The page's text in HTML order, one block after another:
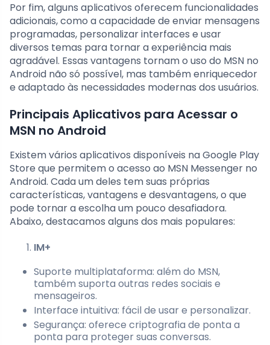
Por fim, alguns aplicativos oferecem funcionalidades
adicionais, como a capacidade de enviar mensagens
programadas, personalizar interfaces e usar
diversos temas para tornar a experiência mais
agradável. Essas vantagens tornam o uso do MSN no
Android não só possível, mas também enriquecedor
e adaptado às necessidades modernas dos usuários.
Principais Aplicativos para Acessar o
MSN no Android
Existem vários aplicativos disponíveis na Google Play
Store que permitem o acesso ao MSN Messenger no
Android. Cada um deles tem suas próprias
características, vantagens e desvantagens, o que
pode tornar a escolha um pouco desafiadora.
Abaixo, destacamos alguns dos mais populares:
IM+
Suporte multiplataforma: além do MSN,
também suporta outras redes sociais e
mensageiros.
Interface intuitiva: fácil de usar e personalizar.
Segurança: oferece criptografia de ponta a
ponta para proteger suas conversas.